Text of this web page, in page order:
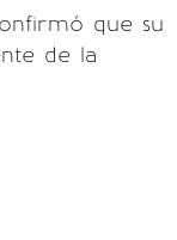
que su
de la